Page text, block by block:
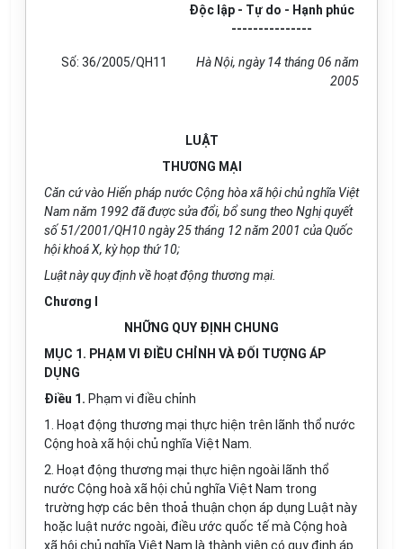
Độc lập - Tự do - Hạnh phúc
---------------
Số: 36/2005/QH11
Hà Nội, ngày 14 tháng 06 năm
2005
LUẬT
THƯƠNG MẠI
Căn cứ vào Hiến pháp nước Cộng hòa xã hội chủ nghĩa Việt
Nam năm 1992 đã được sửa đổi, bổ sung theo Nghị quyết
số 51/2001/QH10 ngày 25 tháng 12 năm 2001 của Quốc
hội khoá X, kỳ họp thứ 10;
Luật này quy định về hoạt động thương mại.
Chương I
NHỮNG QUY ĐỊNH CHUNG
MỤC 1. PHẠM VI ĐIỀU CHỈNH VÀ ĐỐI TƯỢNG ÁP
DỤNG
Điều 1. Phạm vi điều chỉnh
1. Hoạt động thương mại thực hiện trên lãnh thổ nước
Cộng hoà xã hội chủ nghĩa Việt Nam.
2. Hoạt động thương mại thực hiện ngoài lãnh thổ
nước Cộng hoà xã hội chủ nghĩa Việt Nam trong
trường hợp các bên thoả thuận chọn áp dụng Luật này
hoặc luật nước ngoài, điều ước quốc tế mà Cộng hoà
xã hội chủ nghĩa Việt Nam là thành viên có quy định áp